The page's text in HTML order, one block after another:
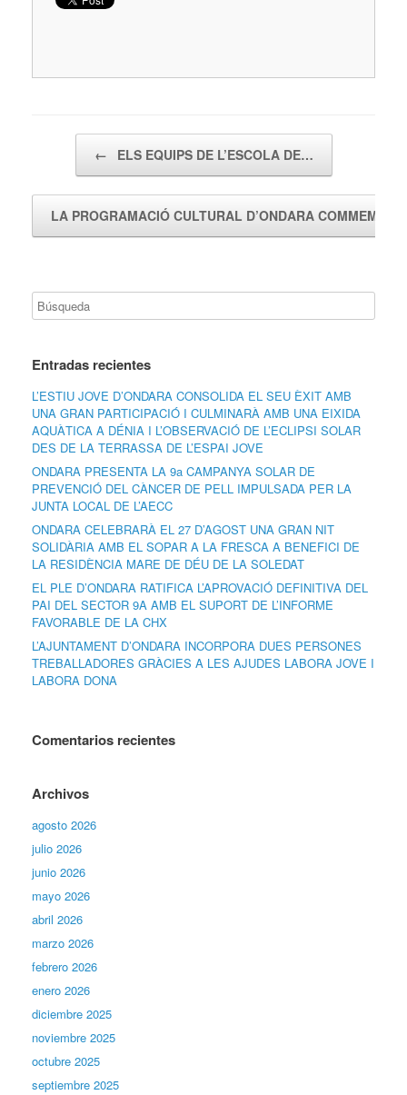
← ELS EQUIPS DE L’ESCOLA DE…
LA PROGRAMACIÓ CULTURAL D’ONDARA
Entradas recientes
L’ESTIU JOVE D’ONDARA CONSOLIDA EL SEU ÈXIT AMB
UNA GRAN PARTICIPACIÓ I CULMINARÀ AMB UNA EIXIDA
AQUÀTICA A DÉNIA I L’OBSERVACIÓ DE L’ECLIPSI SOLAR
DES DE LA TERRASSA DE L’ESPAI JOVE
ONDARA PRESENTA LA 9a CAMPANYA SOLAR DE
PREVENCIÓ DEL CÀNCER DE PELL IMPULSADA PER LA
JUNTA LOCAL DE L’AECC
ONDARA CELEBRARÀ EL 27 D’AGOST UNA GRAN NIT
SOLIDÀRIA AMB EL SOPAR A LA FRESCA A BENEFICI DE
LA RESIDÈNCIA MARE DE DÉU DE LA SOLEDAT
EL PLE D’ONDARA RATIFICA L’APROVACIÓ DEFINITIVA DEL
PAI DEL SECTOR 9A AMB EL SUPORT DE L’INFORME
FAVORABLE DE LA CHX
L’AJUNTAMENT D’ONDARA INCORPORA DUES PERSONES
TREBALLADORES GRÀCIES A LES AJUDES LABORA JOVE I
LABORA DONA
Comentarios recientes
Archivos
agosto 2026
julio 2026
junio 2026
mayo 2026
abril 2026
marzo 2026
febrero 2026
enero 2026
diciembre 2025
noviembre 2025
octubre 2025
septiembre 2025